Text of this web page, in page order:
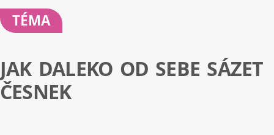
TÉMA
JAK DALEKO OD SEBE SÁZET
ČESNEK